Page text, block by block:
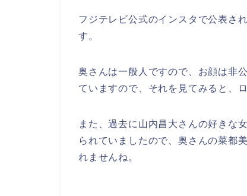
フジテレビ公式のインスタで公表さ
す。
奥さんは一般人ですので、お顔は非
ていますので、それを見てみると、
また、過去に山内昌大さんの好きな
られていましたので、奥さんの菜都
れませんね。